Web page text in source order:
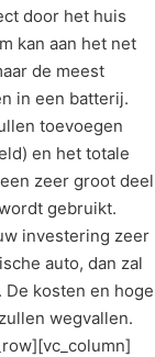
door het huis
kan aan het net
de meest
in een batterij.
toevoegen
en het totale
zeer groot deel
gebruikt.
investering zeer
auto, dan zal
kosten en hoge
wegvallen.